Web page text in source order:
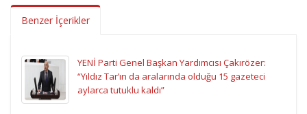
Benzer İçerikler
YENİ Parti Genel Başkan Yardımcısı Çakırözer:
“Yıldız Tar’ın da aralarında olduğu 15 gazeteci
aylarca tutuklu kaldı”